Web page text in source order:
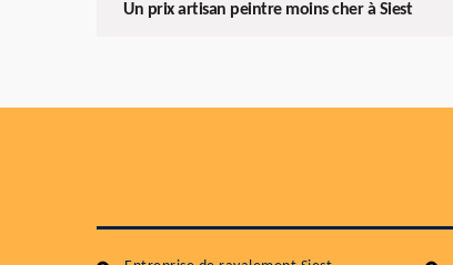
Un prix artisan peintre moins cher à Siest